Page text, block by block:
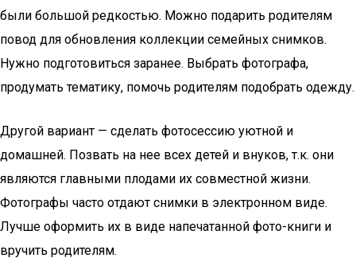
были большой редкостью. Можно подарить родителям
повод для обновления коллекции семейных снимков.
Нужно подготовиться заранее. Выбрать фотографа,
продумать тематику, помочь родителям подобрать одежду.
Другой вариант — сделать фотосессию уютной и
домашней. Позвать на нее всех детей и внуков, т.к. они
являются главными плодами их совместной жизни.
Фотографы часто отдают снимки в электронном виде.
Лучше оформить их в виде напечатанной фото-книги и
вручить родителям.